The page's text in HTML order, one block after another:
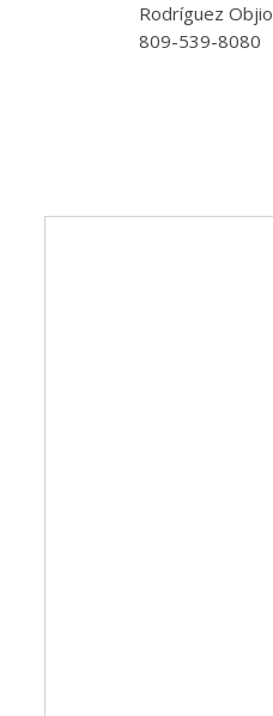
Rodríguez Objio
809-539-8080